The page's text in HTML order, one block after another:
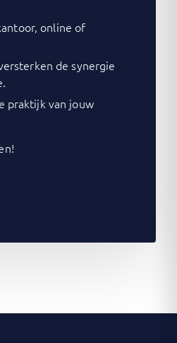
online of
de synergie
praktijk van jouw